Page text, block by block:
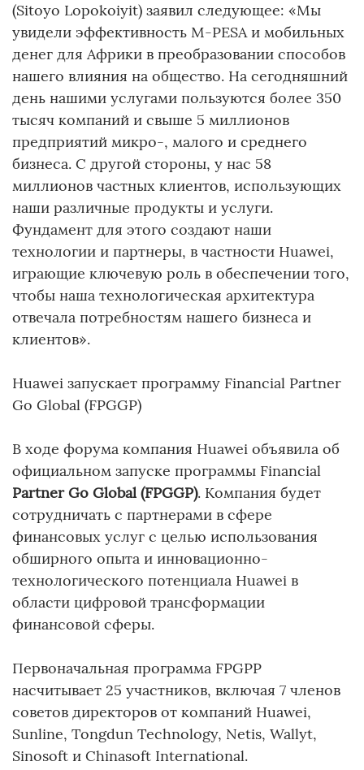
(Sitoyo Lopokoiyit) заявил следующее: «Мы
увидели эффективность M-PESA и мобильных
денег для Африки в преобразовании способов
нашего влияния на общество. На сегодняшний
день нашими услугами пользуются более 350
тысяч компаний и свыше 5 миллионов
предприятий микро-, малого и среднего
бизнеса. С другой стороны, у нас 58
миллионов частных клиентов, использующих
наши различные продукты и услуги.
Фундамент для этого создают наши
технологии и партнеры, в частности Huawei,
играющие ключевую роль в обеспечении того,
чтобы наша технологическая архитектура
отвечала потребностям нашего бизнеса и
клиентов».
Huawei запускает программу Financial Partner
Go Global (FPGGP)
В ходе форума компания Huawei объявила об
официальном запуске программы Financial
Partner Go Global (FPGGP). Компания будет
сотрудничать с партнерами в сфере
финансовых услуг с целью использования
обширного опыта и инновационно-
технологического потенциала Huawei в
области цифровой трансформации
финансовой сферы.
Первоначальная программа FPGPP
насчитывает 25 участников, включая 7 членов
советов директоров от компаний Huawei,
Sunline, Tongdun Technology, Netis, Wallyt,
Sinosoft и Chinasoft International.